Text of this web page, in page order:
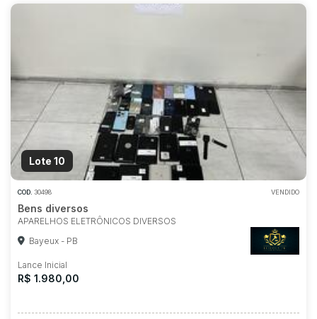
Lote 10
COD. 30498 VENDIDO
Bens diversos
APARELHOS ELETRÔNICOS DIVERSOS
Bayeux - PB
Lance Inicial
R$ 1.980,00